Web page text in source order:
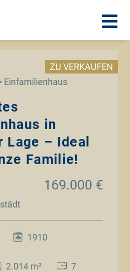
Einfamilienhaus
ZU VERKAUFEN
in
– Ideal
Familie!
169.000 €
1910
2.014 m² 7